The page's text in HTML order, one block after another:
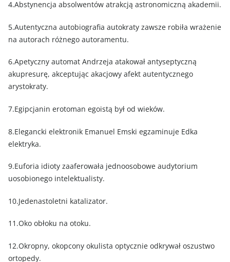
4.Abstynencja absolwentów atrakcją astronomiczną akademii.
5.Autentyczna autobiografia autokraty zawsze robiła wrażenie
na autorach różnego autoramentu.
6.Apetyczny automat Andrzeja atakował antyseptyczną
akupresurę, akceptując akacjowy afekt autentycznego
arystokraty.
7.Egipcjanin erotoman egoistą był od wieków.
8.Elegancki elektronik Emanuel Emski egzaminuje Edka
elektryka.
9.Euforia idioty zaaferowała jednoosobowe audytorium
uosobionego intelektualisty.
10.Jedenastoletni katalizator.
11.Oko obłoku na otoku.
12.Okropny, okopcony okulista optycznie odkrywał oszustwo
ortopedy.